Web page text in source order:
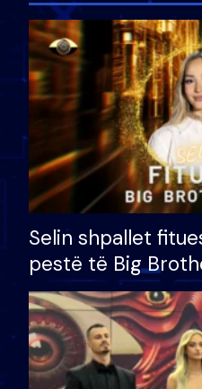
Selin shpallet
pestë të Big
çmimin e madh